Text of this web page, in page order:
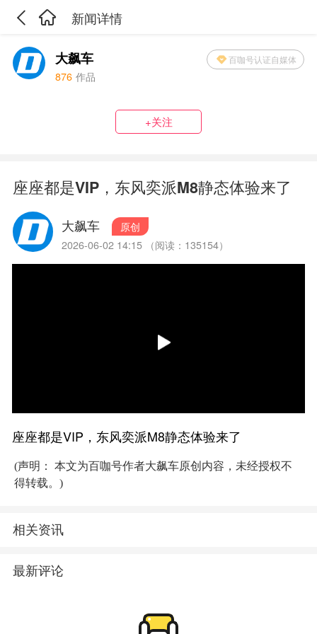
新闻详情
大飙车 百咖号认证自媒体
876 作品
+关注
座座都是VIP，东风奕派M8静态体验来了
大飙车
原创
2026-06-02 14:15 （阅读：135154）
座座都是VIP，东风奕派M8静态体验来了
(声明： 本文为百咖号作者大飙车原创内容，未经授权不
得转载。)
相关资讯
最新评论